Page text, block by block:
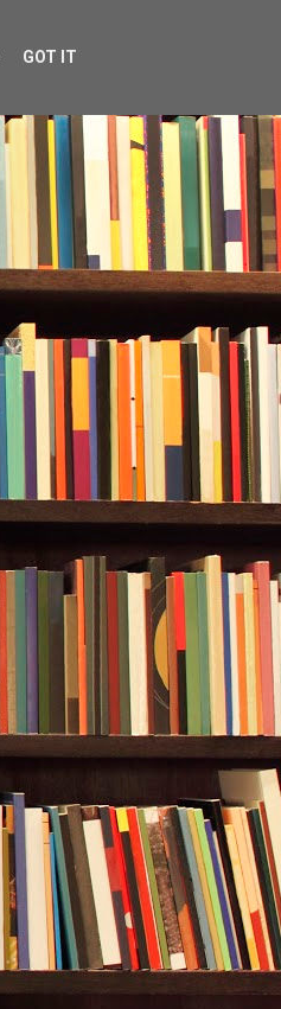
GOT IT